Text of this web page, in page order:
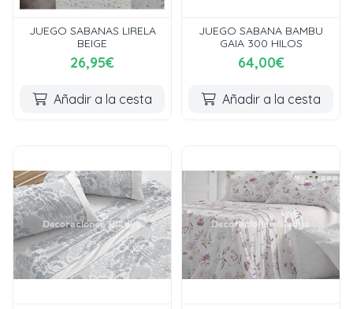
JUEGO SABANAS LIRELA
BEIGE
26,95€
Añadir a la cesta
JUEGO SABANA BAMBU
GAIA 300 HILOS
64,00€
Añadir a la cesta